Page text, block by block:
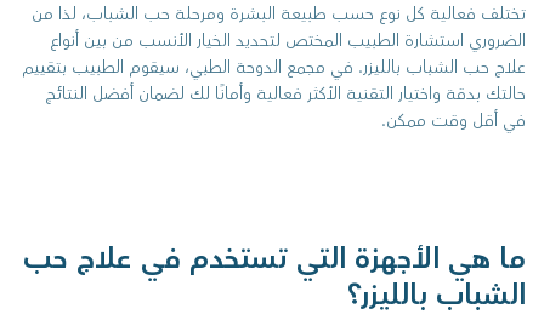
تختلف فعالية كل نوع حسب طبيعة البشرة ومرحلة حب الشباب، لذا من
الضروري استشارة الطبيب المختص لتحديد الخيار الأنسب من بين أنواع
علاج حب الشباب بالليزر. في مجمع الدوحة الطبي، سيقوم الطبيب بتقييم
حالتك بدقة واختيار التقنية الأكثر فعالية وأمانًا لك لضمان أفضل النتائج
في أقل وقت ممكن.
ما هي الأجهزة التي تستخدم في علاج حب
الشباب بالليزر؟